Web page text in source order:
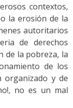
contextos,
la erosión de la
autoritarios
de derechos
de la pobreza, la
de los
organizado y de
no es un mal